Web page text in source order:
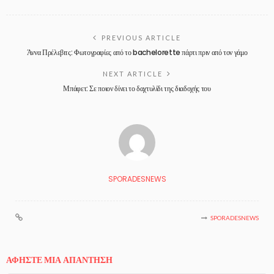
PREVIOUS ARTICLE
Άννα Πρέλεβιτς: Φωτογραφίες από το bachelorette πάρτι πριν από τον γάμο
NEXT ARTICLE
Μπάφετ: Σε ποιον δίνει το δαχτυλίδι της διαδοχής του
SPORADESNEWS
SPORADESNEWS
ΑΦΉΣΤΕ ΜΙΑ ΑΠΆΝΤΗΣΗ